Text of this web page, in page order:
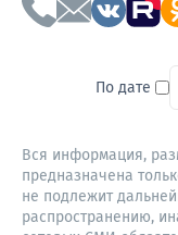
По дате
Вся информация,
предназначена
не подлежит
распространению,